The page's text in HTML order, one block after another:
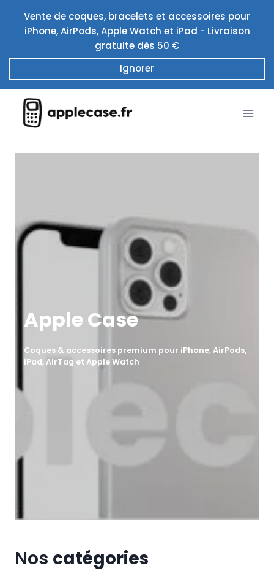
contenu
Vente de coques, bracelets et accessoires pour
iPhone, AirPods, Apple Watch et iPad - Livraison
gratuite dès 50 €
Ignorer
Apple Case
Coques & accessoires premium pour iPhone, AirPods,
iPad, AirTag et Apple Watch
Nos catégories